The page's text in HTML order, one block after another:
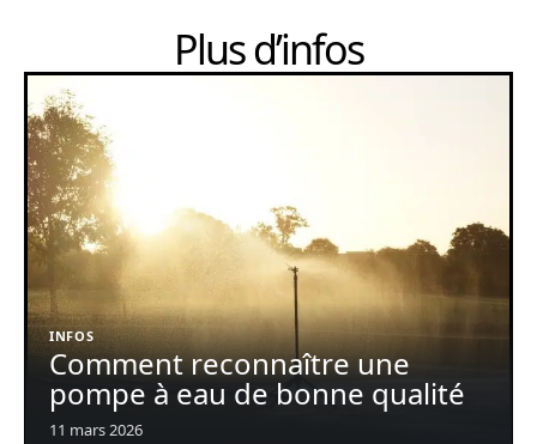
Plus d’infos
INFOS
Comment reconnaître une
pompe à eau de bonne qualité
11 mars 2026